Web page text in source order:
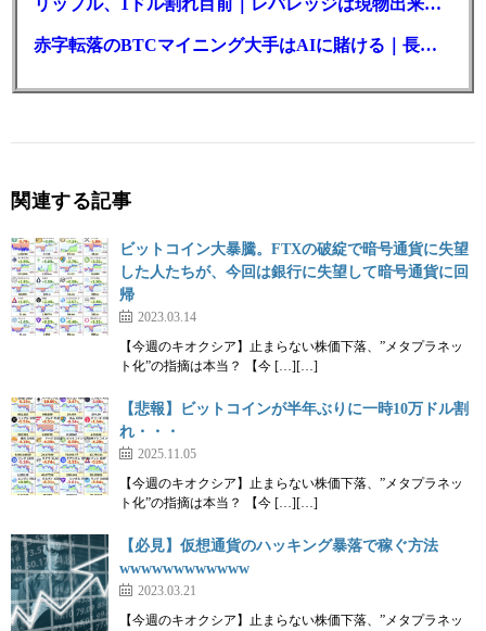
リップル、1ドル割れ目前｜レバレッジは現物出来高の6倍超
赤字転落のBTCマイニング大手はAIに賭ける｜長期負債17.8億ドル
関連する記事
ビットコイン大暴騰。FTXの破綻で暗号通貨に失望
した人たちが、今回は銀行に失望して暗号通貨に回
帰
2023.03.14
【今週のキオクシア】止まらない株価下落、”メタプラネッ
ト化”の指摘は本当？ 【今 […][…]
【悲報】ビットコインが半年ぶりに一時10万ドル割
れ・・・
2025.11.05
【今週のキオクシア】止まらない株価下落、”メタプラネッ
ト化”の指摘は本当？ 【今 […][…]
【必見】仮想通貨のハッキング暴落で稼ぐ方法
wwwwwwwwwwww
2023.03.21
【今週のキオクシア】止まらない株価下落、”メタプラネッ